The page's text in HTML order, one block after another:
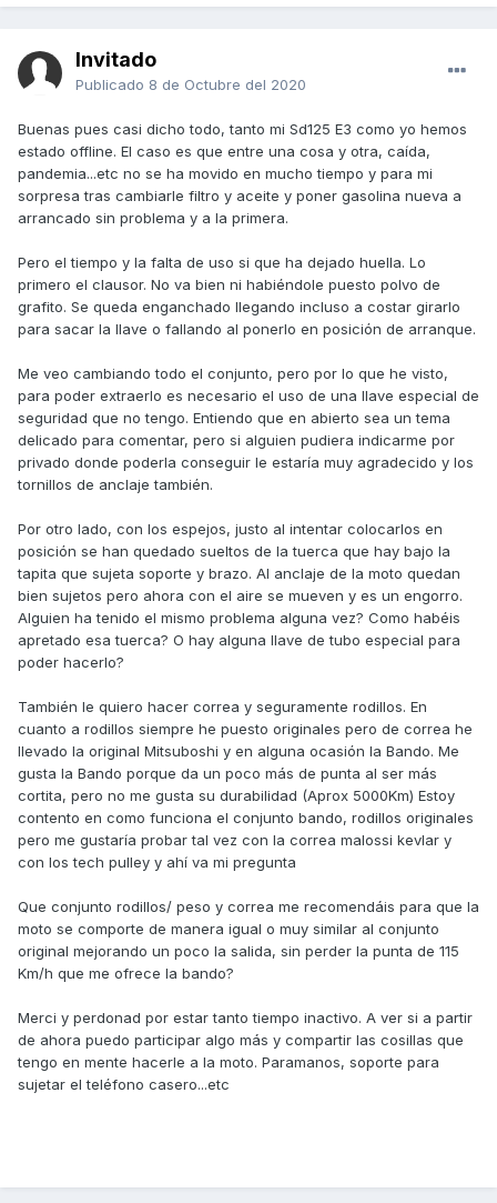
Invitado
Publicado 8 de Octubre del 2020
Buenas pues casi dicho todo, tanto mi Sd125 E3 como yo hemos
estado offline. El caso es que entre una cosa y otra, caída,
pandemia...etc no se ha movido en mucho tiempo y para mi
sorpresa tras cambiarle filtro y aceite y poner gasolina nueva a
arrancado sin problema y a la primera.
Pero el tiempo y la falta de uso si que ha dejado huella. Lo
primero el clausor. No va bien ni habiéndole puesto polvo de
grafito. Se queda enganchado llegando incluso a costar girarlo
para sacar la llave o fallando al ponerlo en posición de arranque.
Me veo cambiando todo el conjunto, pero por lo que he visto,
para poder extraerlo es necesario el uso de una llave especial de
seguridad que no tengo. Entiendo que en abierto sea un tema
delicado para comentar, pero si alguien pudiera indicarme por
privado donde poderla conseguir le estaría muy agradecido y los
tornillos de anclaje también.
Por otro lado, con los espejos, justo al intentar colocarlos en
posición se han quedado sueltos de la tuerca que hay bajo la
tapita que sujeta soporte y brazo. Al anclaje de la moto quedan
bien sujetos pero ahora con el aire se mueven y es un engorro.
Alguien ha tenido el mismo problema alguna vez? Como habéis
apretado esa tuerca? O hay alguna llave de tubo especial para
poder hacerlo?
También le quiero hacer correa y seguramente rodillos. En
cuanto a rodillos siempre he puesto originales pero de correa he
llevado la original Mitsuboshi y en alguna ocasión la Bando. Me
gusta la Bando porque da un poco más de punta al ser más
cortita, pero no me gusta su durabilidad (Aprox 5000Km) Estoy
contento en como funciona el conjunto bando, rodillos originales
pero me gustaría probar tal vez con la correa malossi kevlar y
con los tech pulley y ahí va mi pregunta
Que conjunto rodillos/ peso y correa me recomendáis para que la
moto se comporte de manera igual o muy similar al conjunto
original mejorando un poco la salida, sin perder la punta de 115
Km/h que me ofrece la bando?
Merci y perdonad por estar tanto tiempo inactivo. A ver si a partir
de ahora puedo participar algo más y compartir las cosillas que
tengo en mente hacerle a la moto. Paramanos, soporte para
sujetar el teléfono casero...etc